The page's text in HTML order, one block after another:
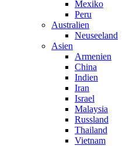
Mexiko
Peru
Australien
Neuseeland
Asien
Armenien
China
Indien
Iran
Israel
Malaysia
Russland
Thailand
Vietnam